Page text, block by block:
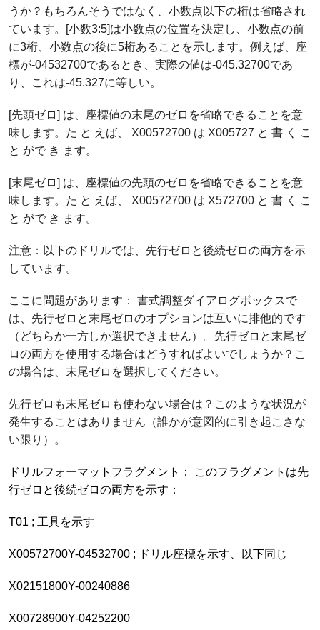
うか？もちろんそうではなく、小数点以下の桁は省略され
ています。[小数3:5]は小数点の位置を決定し、小数点の前
に3桁、小数点の後に5桁あることを示します。例えば、座
標が-04532700であるとき、実際の値は-045.32700であ
り、これは-45.327に等しい。
[先頭ゼロ] は、座標値の末尾のゼロを省略できることを意
味します。た と えば、 X00572700 は X005727 と 書 く こ
と がで き ます。
[末尾ゼロ] は、座標値の先頭のゼロを省略できることを意
味します。た と えば、 X00572700 は X572700 と 書 く こ
と がで き ます。
注意：以下のドリルでは、先行ゼロと後続ゼロの両方を示
しています。
ここに問題があります： 書式調整ダイアログボックスで
は、先行ゼロと末尾ゼロのオプションは互いに排他的です
（どちらか一方しか選択できません）。先行ゼロと末尾ゼ
ロの両方を使用する場合はどうすればよいでしょうか？こ
の場合は、末尾ゼロを選択してください。
先行ゼロも末尾ゼロも使わない場合は？このような状況が
発生することはありません（誰かが意図的に引き起こさな
い限り）。
ドリルフォーマットフラグメント： このフラグメントは先
行ゼロと後続ゼロの両方を示す：
T01 ; 工具を示す
X00572700Y-04532700 ; ドリル座標を示す、以下同じ
X02151800Y-00240886
X00728900Y-04252200